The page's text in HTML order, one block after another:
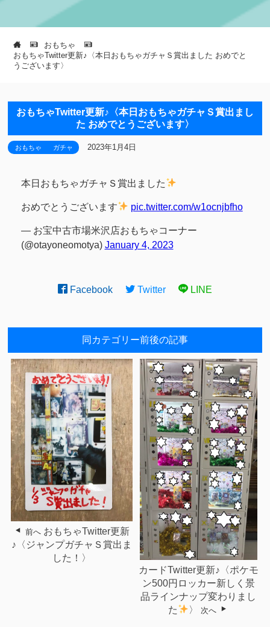
おもちゃ
おもちゃTwitter更新♪〈本日おもちゃガチャＳ賞出ました おめでと
うございます〉
おもちゃTwitter更新♪〈本日おもちゃガチャＳ賞出まし
た おめでとうございます〉
おもちゃ ガチャ 2023年1月4日
本日おもちゃガチャＳ賞出ました
おめでとうございます pic.twitter.com/w1ocnjbfho
— お宝中古市場米沢店おもちゃコーナー
(@otayoneomotya) January 4, 2023
Facebook Twitter LINE
同カテゴリー前後の記事
前へ おもちゃTwitter更新
♪〈ジャンプガチャＳ賞出ま
した！〉
カードTwitter更新♪〈ポケモ
ン500円ロッカー新しく景
品ラインナップ変わりまし
た
〉 次へ